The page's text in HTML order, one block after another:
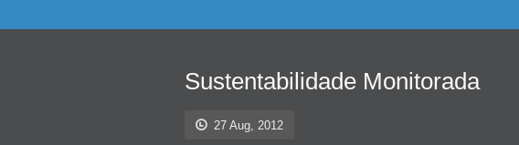
Sustentabilidade Monitorada
27 Aug, 2012